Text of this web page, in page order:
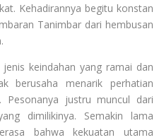
Kehadirannya begitu konstan
Tanimbar dari hembusan
keindahan yang ramai dan
berusaha menarik perhatian
Pesonanya justru muncul dari
dimilikinya. Semakin lama
bahwa kekuatan utama